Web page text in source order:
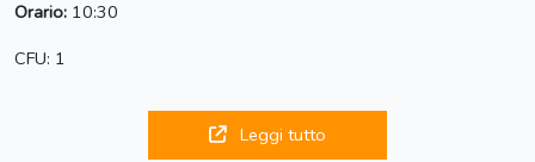
Orario: 10:30
CFU: 1
Leggi tutto